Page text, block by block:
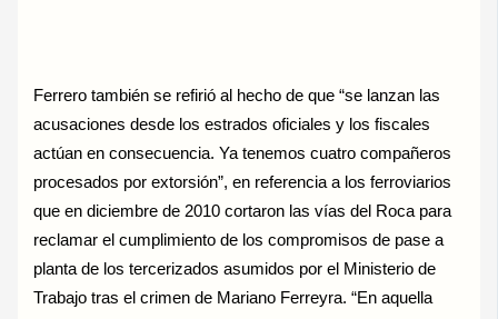
Ferrero también se refirió al hecho de que “se lanzan las
acusaciones desde los estrados oficiales y los fiscales
actúan en consecuencia. Ya tenemos cuatro compañeros
procesados por extorsión”, en referencia a los ferroviarios
que en diciembre de 2010 cortaron las vías del Roca para
reclamar el cumplimiento de los compromisos de pase a
planta de los tercerizados asumidos por el Ministerio de
Trabajo tras el crimen de Mariano Ferreyra. “En aquella